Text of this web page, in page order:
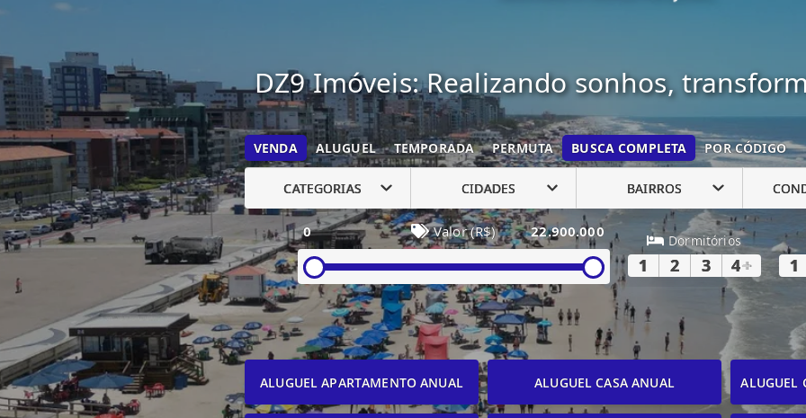
DZ9 Imóveis: Realizando sonhos,
VENDA ALUGUEL TEMPORADA PERMUTA BUSCA COMPLETA POR CÓDIGO
CATEGORIAS CIDADES BAIRROS
0 Valor (R$) 22.900.000 Dormitórios
1 2 3 4+ 1
ALUGUEL APARTAMENTO ANUAL ALUGUEL CASA ANUAL ALUGUEL